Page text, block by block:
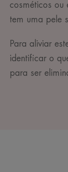
cosméticos ou
tem uma pele
Para aliviar
identificar o
para ser